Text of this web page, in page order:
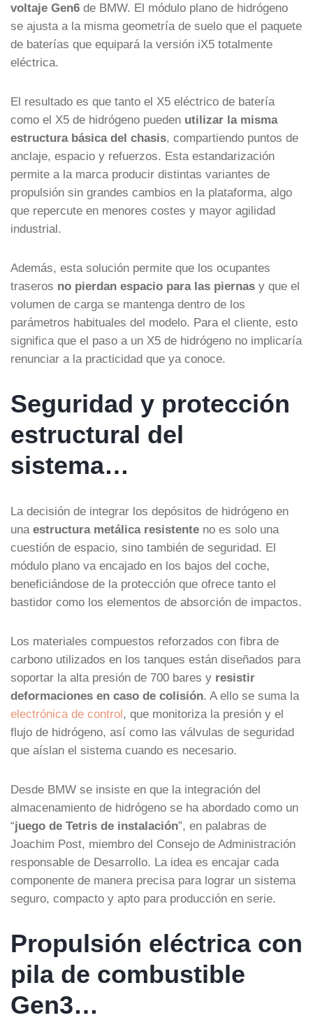
voltaje Gen6 de BMW. El módulo plano de hidrógeno
se ajusta a la misma geometría de suelo que el paquete
de baterías que equipará la versión iX5 totalmente
eléctrica.
El resultado es que tanto el X5 eléctrico de batería
como el X5 de hidrógeno pueden utilizar la misma
estructura básica del chasis, compartiendo puntos de
anclaje, espacio y refuerzos. Esta estandarización
permite a la marca producir distintas variantes de
propulsión sin grandes cambios en la plataforma, algo
que repercute en menores costes y mayor agilidad
industrial.
Además, esta solución permite que los ocupantes
traseros no pierdan espacio para las piernas y que el
volumen de carga se mantenga dentro de los
parámetros habituales del modelo. Para el cliente, esto
significa que el paso a un X5 de hidrógeno no implicaría
renunciar a la practicidad que ya conoce.
Seguridad y protección
estructural del
sistema…
La decisión de integrar los depósitos de hidrógeno en
una estructura metálica resistente no es solo una
cuestión de espacio, sino también de seguridad. El
módulo plano va encajado en los bajos del coche,
beneficiándose de la protección que ofrece tanto el
bastidor como los elementos de absorción de impactos.
Los materiales compuestos reforzados con fibra de
carbono utilizados en los tanques están diseñados para
soportar la alta presión de 700 bares y resistir
deformaciones en caso de colisión. A ello se suma la
electrónica de control, que monitoriza la presión y el
flujo de hidrógeno, así como las válvulas de seguridad
que aíslan el sistema cuando es necesario.
Desde BMW se insiste en que la integración del
almacenamiento de hidrógeno se ha abordado como un
“juego de Tetris de instalación”, en palabras de
Joachim Post, miembro del Consejo de Administración
responsable de Desarrollo. La idea es encajar cada
componente de manera precisa para lograr un sistema
seguro, compacto y apto para producción en serie.
Propulsión eléctrica con
pila de combustible
Gen3…